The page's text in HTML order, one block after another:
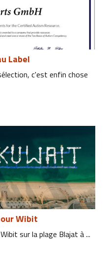
Label
c'est enfin chose
Wibit
sur la plage Blajat à ...